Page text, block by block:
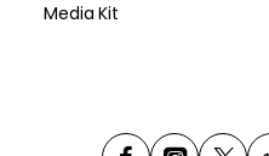
Media Kit